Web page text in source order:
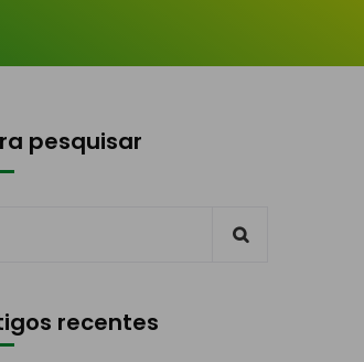
pesquisar
recentes